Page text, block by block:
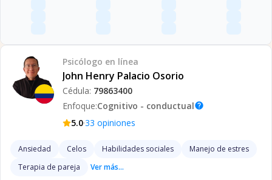
Psicólogo en línea
John Henry Palacio Osorio
Cédula: 79863400
Enfoque:Cognitivo - conductualhelp
5.0·33 opiniones
Ansiedad Celos Habilidades sociales
Manejo de estres
Terapia de pareja
Ver más...